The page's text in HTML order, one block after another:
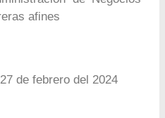
afines
27 de febrero del 2024